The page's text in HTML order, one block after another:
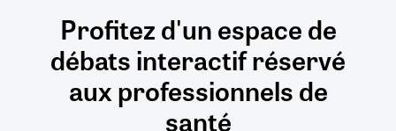
Profitez d'un espace de
débatsinteractifréservé
auxprofessionnels de
santé